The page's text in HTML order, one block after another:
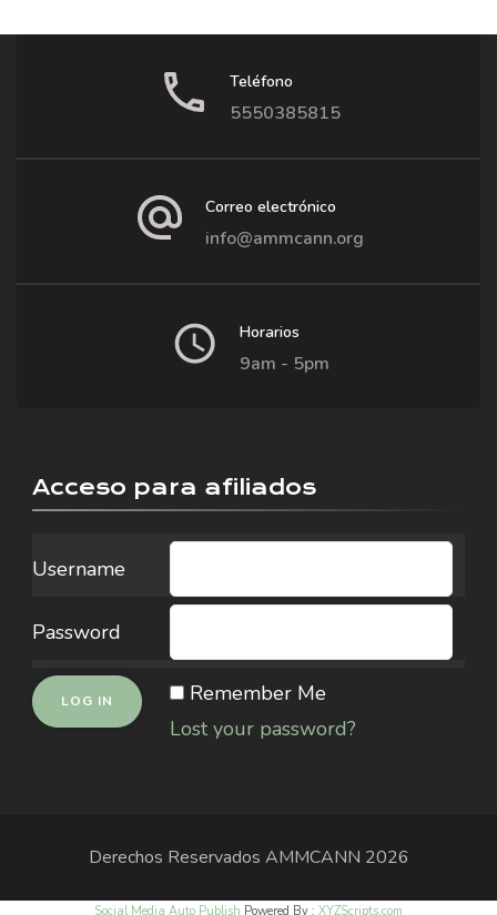
Teléfono
5550385815
Correo electrónico
info@ammcann.org
Horarios
9am - 5pm
Acceso para afiliados
Username
Password
Remember Me
Lost your password?
Derechos Reservados AMMCANN 2026
Social Media Auto Publish Powered By : XYZScripts.com